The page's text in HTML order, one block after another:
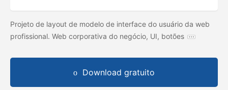
Projeto de layout de modelo de interface do usuário da web
profissional. Web corporativa do negócio, UI, botões
Download gratuito